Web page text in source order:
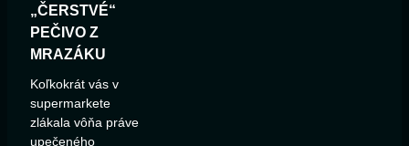
„ČERSTVÉ“
PEČIVO Z
MRAZÁKU
Koľkokrát vás v
supermarkete
zlákala vôňa práve
upečeného